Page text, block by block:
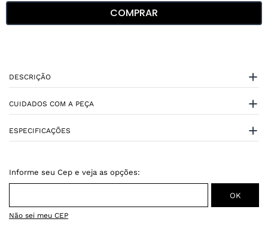
COMPRAR
DESCRIÇÃO
CUIDADOS COM A PEÇA
ESPECIFICAÇÕES
Não sei meu CEP